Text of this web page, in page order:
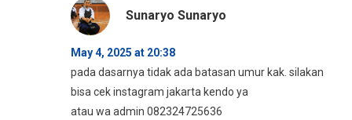
Sunaryo Sunaryo
May 4, 2025 at 20:38
pada dasarnya tidak ada batasan umur kak. silakan
bisa cek instagram jakarta kendo ya
atau wa admin 082324725636